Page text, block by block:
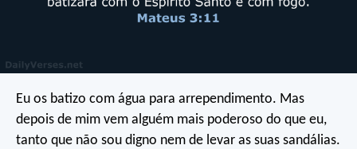
Eu os batizo com água para arrependimento. Mas
depois de mim vem alguém mais poderoso do que eu,
tanto que não sou digno nem de levar as suas sandálias.